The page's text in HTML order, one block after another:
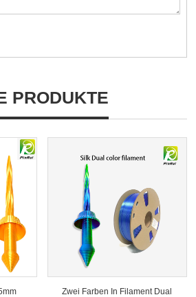
PRODUKTE
Zwei Farben In Filament Dual